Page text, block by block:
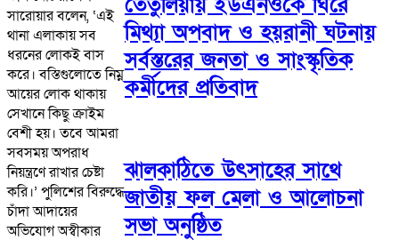
সারোয়ার বলেন, ‘এই
থানা এলাকায় সব
ধরনের লোকই বাস
করে। বস্তিগুলোতে নিম্ন
আয়ের লোক থাকায়
সেখানে কিছু ক্রাইম
বেশী হয়। তবে আমরা
সবসময় অপরাধ
নিয়ন্ত্রণে রাখার চেষ্টা
করি।’ পুলিশের বিরুদ্ধে
চাঁদা আদায়ের
অভিযোগ অস্বীকার
মিথ্যা অপবাদ ও হয়রানী ঘটনায়
সর্বস্তরের জনতা ও সাংস্কৃতিক
কর্মীদের প্রতিবাদ
ঝালকাঠিতে উৎসাহের সাথে
জাতীয় ফল মেলা ও আলোচনা
সভা অনুষ্ঠিত